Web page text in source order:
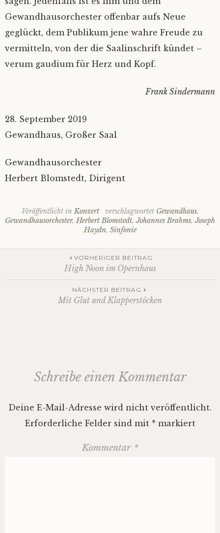
Gewandhausorchester offenbar aufs Neue
geglückt, dem Publikum jene wahre Freude zu
vermitteln, von der die Saalinschrift kündet –
verum gaudium für Herz und Kopf.
Frank Sindermann
28. September 2019
Gewandhaus, Großer Saal
Gewandhausorchester
Herbert Blomstedt, Dirigent
Veröffentlicht in Konzert verschlagwortet Gewandhaus,
Gewandhausorchester,Herbert Blomstedt,Johannes Brahms,Joseph
Haydn, Sinfonie
Beitrags-
Navigation
VORHERIGER BEITRAG
High Noon im Opernhaus
NÄCHSTER BEITRAG
Mit Glut und Klapperstöcken
Schreibe einen Kommentar
Deine E-Mail-Adresse wird nicht veröffentlicht.
Erforderliche Felder sind mit * markiert
Kommentar *